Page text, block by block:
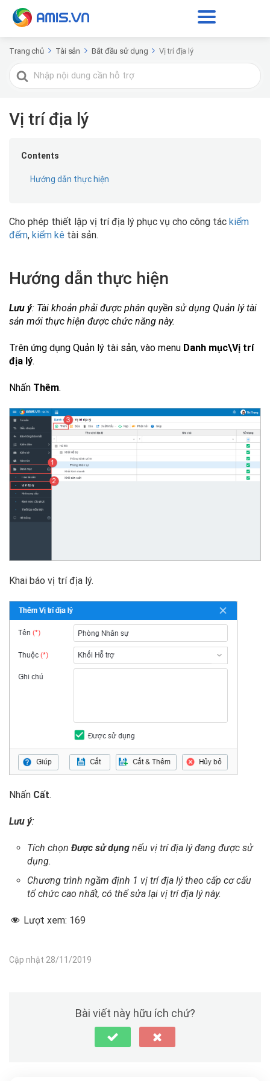
Trang chủ Tài sản Bắt đầu sử dụng Vị trí địa lý
Tìm
kiếm
Vị trí địa lý
Contents
Hướng dẫn thực hiện
Cho phép thiết lập vị trí địa lý phục vụ cho công tác kiểm
đếm, kiểm kê tài sản.
Hướng dẫn thực hiện
Lưu ý: Tài khoản phải được phân quyền sử dụng Quản lý tài
sản mới thực hiện được chức năng này.
Trên ứng dụng Quản lý tài sản, vào menu Danh mục\Vị trí
địa lý.
Nhấn Thêm.
Khai báo vị trí địa lý.
Nhấn Cất.
Lưu ý:
Tích chọn Được sử dụng nếu vị trí địa lý đang được sử
dụng.
Chương trình ngầm định 1 vị trí địa lý theo cấp cơ cấu
tổ chức cao nhất, có thể sửa lại vị trí địa lý này.
Lượt xem: 169
Cập nhật 28/11/2019
Bài viết này hữu ích chứ?